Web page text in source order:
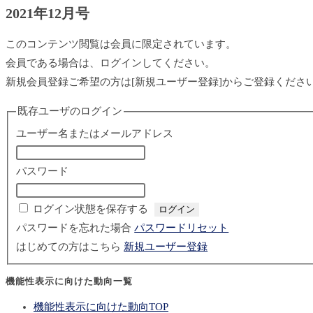
2021年12月号
このコンテンツ閲覧は会員に限定されています。
会員である場合は、ログインしてください。
新規会員登録ご希望の方は[新規ユーザー登録]からご登録くださ
既存ユーザのログイン
ユーザー名またはメールアドレス
パスワード
ログイン状態を保存する
パスワードを忘れた場合パスワードリセット
はじめての方はこちら 新規ユーザー登録
機能性表示に向けた動向一覧
機能性表示に向けた動向TOP